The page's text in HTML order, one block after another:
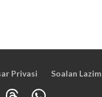
Privasi Soalan Lazim